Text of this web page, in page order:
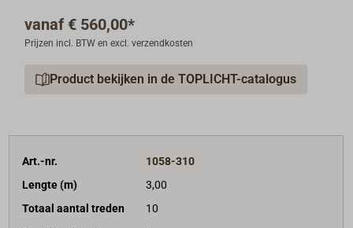
Geleverd met fabriekscertificaat.
Deze ladders zijn verkrijgbaar tot 70 m lengte of als
vanaf € 560,00*
Prijzen incl. BTW en excl. verzendkosten
Product bekijken in de TOPLICHT-catalogus
Art.-nr.
1058-310
Lengte (m)
3,00
Totaal aantal treden
10